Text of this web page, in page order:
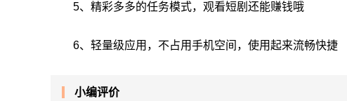
5、精彩多多的任务模式，观看短剧还能赚钱哦
6、轻量级应用，不占用手机空间，使用起来流畅快捷
小编评价